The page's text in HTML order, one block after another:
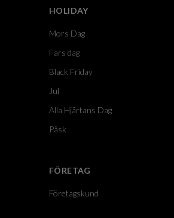
HOLIDAY
Mors Dag
Fars dag
Black Friday
Jul
Alla Hjärtans Dag
Påsk
FÖRETAG
Företagskund